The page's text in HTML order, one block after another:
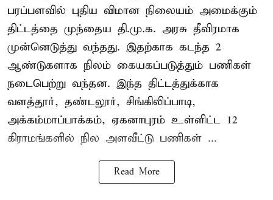
பரப்பளவில் புதிய விமான நிலையம் அமைக்கும்
திட்டத்தை முந்தைய தி.மு.க. அரசு தீவிரமாக
முன்னெடுத்து வந்தது. இதற்காக கடந்த 2
ஆண்டுகளாக நிலம் கையகப்படுத்தும் பணிகள்
நடைபெற்று வந்தன. இந்த திட்டத்துக்காக
வளத்தூர், தண்டலூர், சிங்கிலிப்பாடி,
அக்கம்மாப்பாக்கம், ஏகனாபுரம் உள்ளிட்ட 12
கிராமங்களில் நில அளவீட்டு பணிகள் ...
Read More